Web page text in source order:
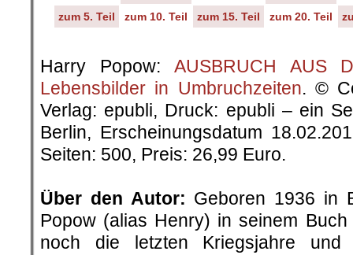
zum 5. Teil
zum 10. Teil zum 15. Teil zum 20. Teil
Harry Popow: AUSBRUCH AUS
Lebensbilder in Umbruchzeiten. ©
Verlag: epubli, Druck: epubli – ein
Berlin, Erscheinungsdatum
Seiten: 500, Preis: 26,99 Euro.
Über den Autor: Geboren 1936 in
Popow (alias Henry) in seinem Buch
noch die letzten Kriegsjahre